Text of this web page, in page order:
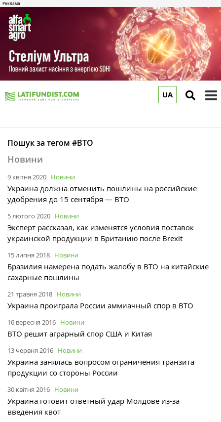
UA
Пошук за тегом #ВТО
Новини
9 квітня 2020 Новини
Украина должна отменить пошлины на российские
удобрения до 15 сентября — ВТО
5 лютого 2020 Новини
Эксперт рассказал, как изменятся условия поставок
украинской продукции в Британию после Brexit
15 липня 2018 Новини
Бразилия намерена подать жалобу в ВТО на китайские
сахарные пошлины
21 травня 2018 Новини
Украина проиграла России аммиачный спор в ВТО
16 вересня 2016 Новини
ВТО решит аграрный спор США и Китая
13 червня 2016 Новини
Украина занялась вопросом ограничения транзита
продукции со стороны России
30 квітня 2016 Новини
Украина готовит ответный удар Молдове из-за
введения квот